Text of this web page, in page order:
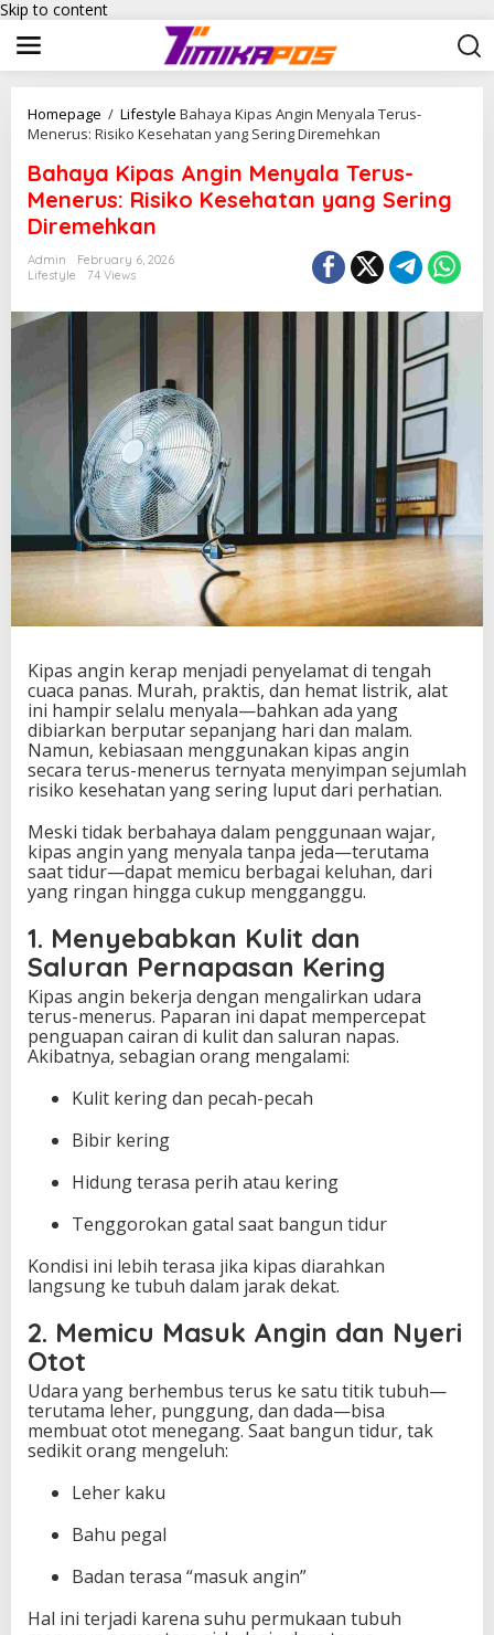
Skip to content
Homepage / Lifestyle Bahaya Kipas Angin Menyala Terus-
Menerus: Risiko Kesehatan yang Sering Diremehkan
Bahaya Kipas Angin Menyala Terus-
Menerus: Risiko Kesehatan yang Sering
Diremehkan
Admin
February 6, 2026
Lifestyle
74 Views
Kipas angin kerap menjadi penyelamat di tengah
cuaca panas. Murah, praktis, dan hemat listrik, alat
ini hampir selalu menyala—bahkan ada yang
dibiarkan berputar sepanjang hari dan malam.
Namun, kebiasaan menggunakan kipas angin
secara terus-menerus ternyata menyimpan sejumlah
risiko kesehatan yang sering luput dari perhatian.
Meski tidak berbahaya dalam penggunaan wajar,
kipas angin yang menyala tanpa jeda—terutama
saat tidur—dapat memicu berbagai keluhan, dari
yang ringan hingga cukup mengganggu.
1. Menyebabkan Kulit dan
Saluran Pernapasan Kering
Kipas angin bekerja dengan mengalirkan udara
terus-menerus. Paparan ini dapat mempercepat
penguapan cairan di kulit dan saluran napas.
Akibatnya, sebagian orang mengalami:
Kulit kering dan pecah-pecah
Bibir kering
Hidung terasa perih atau kering
Tenggorokan gatal saat bangun tidur
Kondisi ini lebih terasa jika kipas diarahkan
langsung ke tubuh dalam jarak dekat.
2. Memicu Masuk Angin dan Nyeri
Otot
Udara yang berhembus terus ke satu titik tubuh—
terutama leher, punggung, dan dada—bisa
membuat otot menegang. Saat bangun tidur, tak
sedikit orang mengeluh:
Leher kaku
Bahu pegal
Badan terasa “masuk angin”
Hal ini terjadi karena suhu permukaan tubuh